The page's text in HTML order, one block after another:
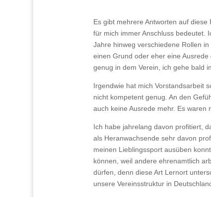
Es gibt mehrere Antworten auf
für mich immer Anschluss bedeutet.
Jahre hinweg verschiedene Rollen
einen Grund oder eher eine
genug in dem Verein, ich gehe bald
Irgendwie hat mich Vorstandsarbeit
nicht kompetent genug. An den
auch keine Ausrede mehr. Es waren
Ich habe jahrelang davon profitiert,
als Heranwachsende sehr davon
meinen Lieblingssport ausüben
können, weil andere ehrenamtlich
dürfen, denn diese Art Lernort
unsere Vereinsstruktur in